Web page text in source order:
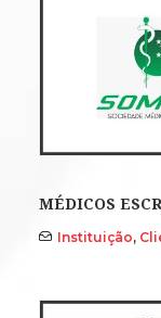
MÉDICOS
Instituição,